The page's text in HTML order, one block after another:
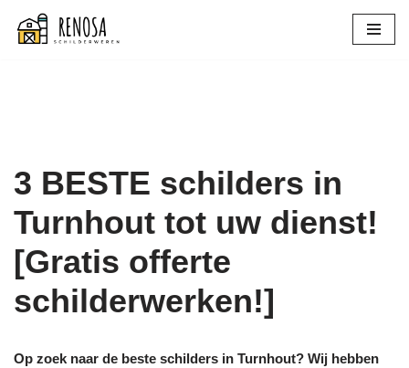
Spring
3 BESTE schilders in
Turnhout tot uw dienst!
[Gratis offerte
schilderwerken!]
Op zoek naar de beste schilders in Turnhout? Wij hebben